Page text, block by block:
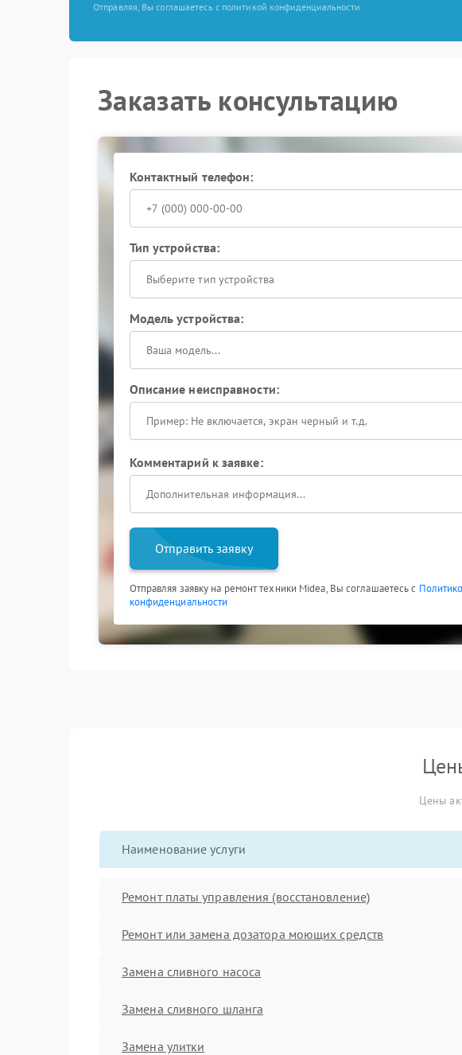
Отправляя, Вы соглашаетесь с политикой конфиденциальности
Заказать консультацию
Контактный телефон:
Тип устройства:
Выберите тип устройства
Модель устройства:
Описание неисправности:
Комментарий к заявке:
Отправить заявку
Отправляя заявку на ремонт техники Midea, Вы соглашаетесь с
конфиденциальности
Цены
Наименование услуги
Ремонт платы управления (восстановление)
Ремонт или замена дозатора моющих средств
Замена сливного насоса
Замена сливного шланга
Замена улитки